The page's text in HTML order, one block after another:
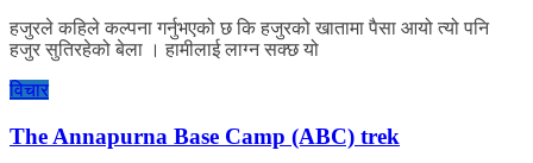
हजुरले कहिले कल्पना गर्नुभएको छ कि हजुरको खातामा पैसा आयो त्यो पनि
हजुर सुतिरहेको बेला । हामीलाई लाग्न सक्छ यो
विचार
The Annapurna Base Camp (ABC) trek